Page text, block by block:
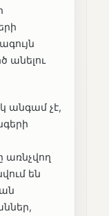
անելու
անգամ չէ,
առնչվող
են